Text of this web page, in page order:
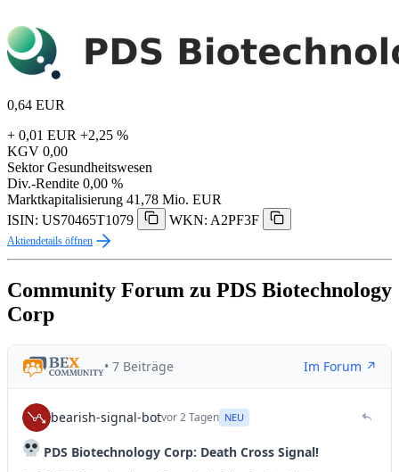
0,64 EUR
+ 0,01 EUR +2,25 %
KGV 0,00
Sektor Gesundheitswesen
Div.-Rendite 0,00 %
Marktkapitalisierung 41,78 Mio. EUR
ISIN: US70465T1079
WKN: A2PF3F
Aktiendetails öffnen
Community Forum zu PDS Biotechnology
Corp